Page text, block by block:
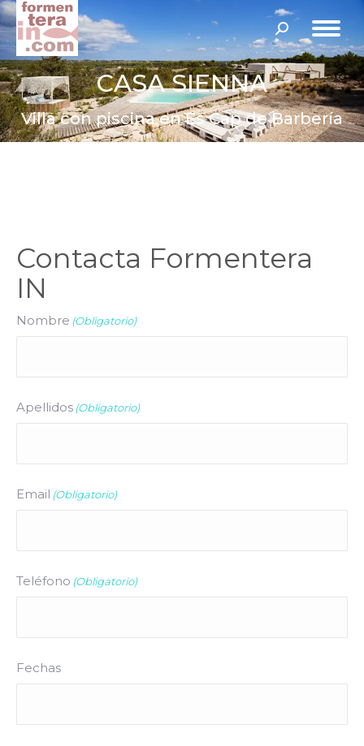
Buscar:
CASA SIENNA
Villa con piscina en Es Cap de Barbería
Contacta Formentera
IN
Nombre (Obligatorio)
Apellidos (Obligatorio)
Email (Obligatorio)
Teléfono (Obligatorio)
Fechas